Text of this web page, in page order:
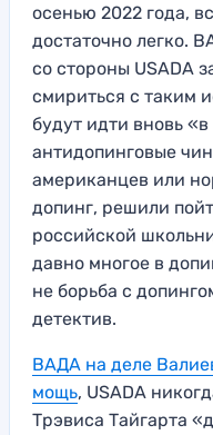
осенью 2022 года,
достаточно легко.
со стороны USADA
смириться с таким
будут идти вновь
антидопинговые
американцев или
допинг, решили
российской
давно многое в
не борьба с
детектив.
ВАДА на деле
мощь, USADA
Трэвиса Тайгарта